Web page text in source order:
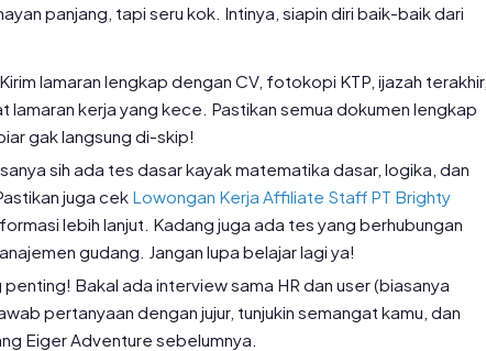
panjang, tapi seru kok. Intinya, siapin diri baik-baik dari
Kirim lamaran lengkap dengan CV, fotokopi KTP, ijazah terakhir,
lamaran kerja yang kece. Pastikan semua dokumen lengkap
gak langsung di-skip!
sih ada tes dasar kayak matematika dasar, logika, dan
juga cek Lowongan Kerja Affiliate Staff PT Brighty
lebih lanjut. Kadang juga ada tes yang berhubungan
gudang. Jangan lupa belajar lagi ya!
penting! Bakal ada interview sama HR dan user (biasanya
pertanyaan dengan jujur, tunjukin semangat kamu, dan
Eiger Adventure sebelumnya.